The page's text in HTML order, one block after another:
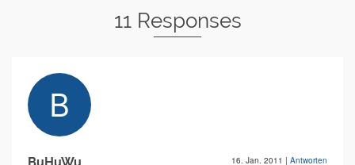
11 Responses
16. Jan. 2011 | Antworten